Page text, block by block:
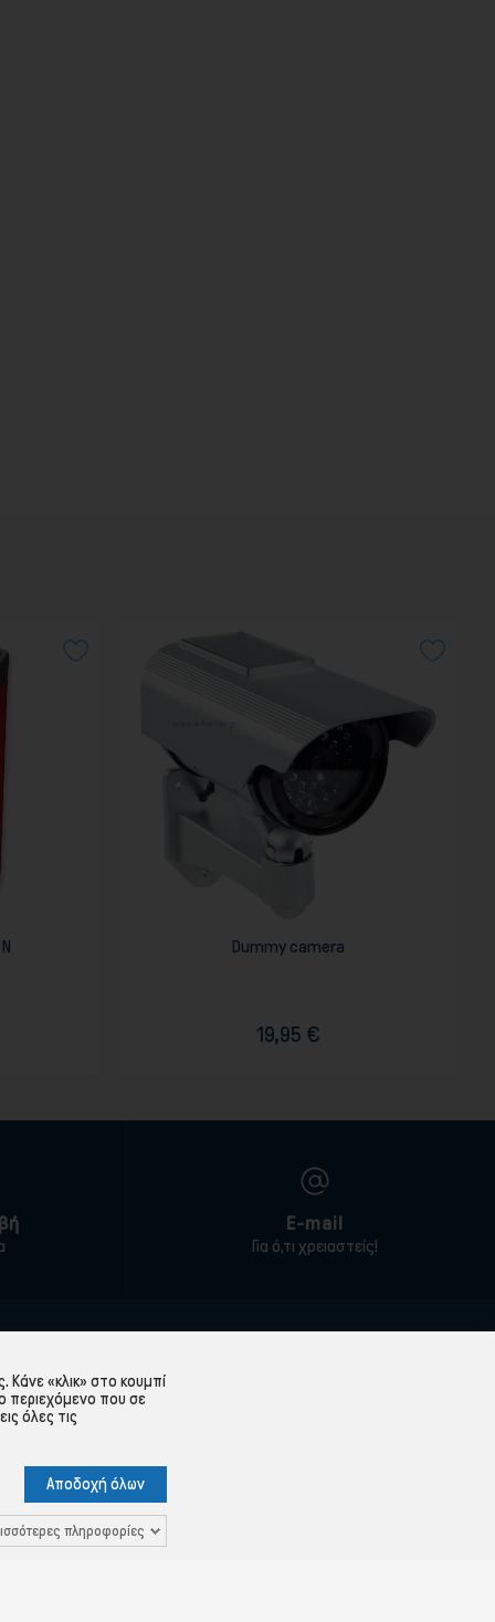
Dummy camera
19,95 €
E-mail
Για ό,τι χρειαστείς!
«κλικ» στο κουμπί
περιεχόμενο που σε
όλες τις
Αποδοχή όλων
πληροφορίες